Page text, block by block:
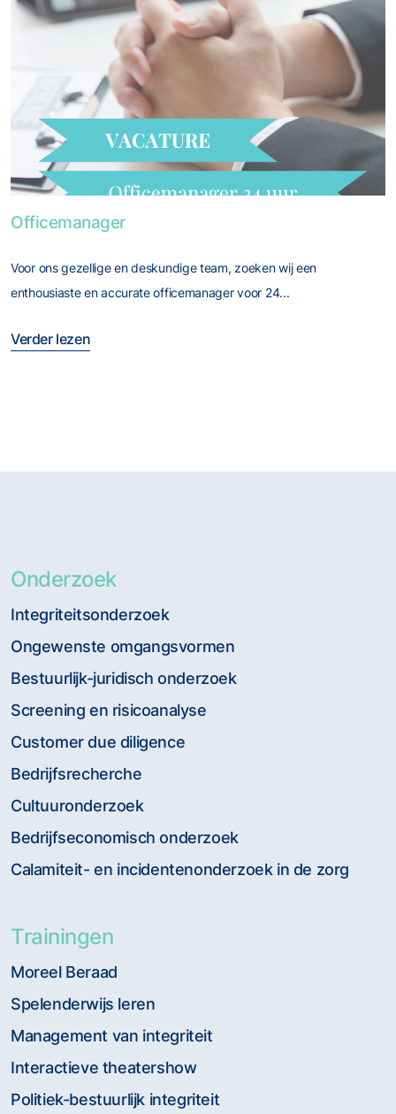
Officemanager
Voor ons gezellige en deskundige team, zoeken wij een
enthousiaste en accurate officemanager voor 24...
Verder lezen
Onderzoek
Integriteitsonderzoek
Ongewenste omgangsvormen
Bestuurlijk-juridisch onderzoek
Screening en risicoanalyse
Customer due diligence
Bedrijfsrecherche
Cultuuronderzoek
Bedrijfseconomisch onderzoek
Calamiteit- en incidentenonderzoek in de zorg
Trainingen
Moreel Beraad
Spelenderwijs leren
Management van integriteit
Interactieve theatershow
Politiek-bestuurlijk integriteit